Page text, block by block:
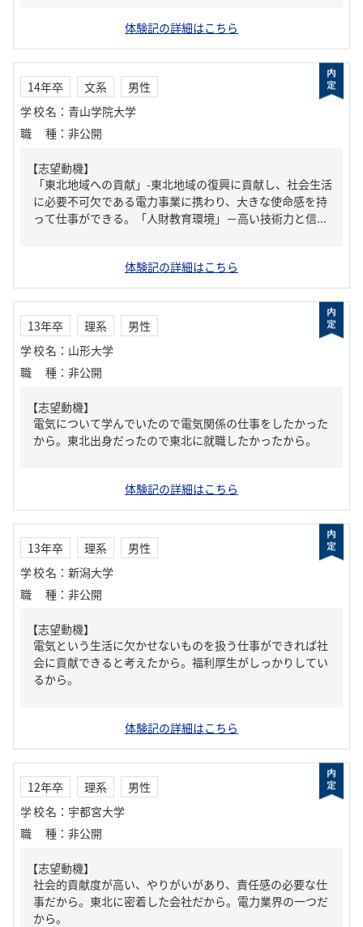
体験記の詳細はこちら
14年卒 文系
男性
学校名 ： 青山学院大学
職種 ： 非公開
【志望動機】
「東北地域への貢献」-東北地域の復興に貢献し、社会生活
に必要不可欠である電力事業に携わり、大きな使命感を持
って仕事ができる。「人財教育環境」－高い技術力と信...
体験記の詳細はこちら
13年卒 理系
男性
学校名 ： 山形大学
職種 ： 非公開
【志望動機】
電気について学んでいたので電気関係の仕事をしたかった
から。東北出身だったので東北に就職したかったから。
体験記の詳細はこちら
13年卒 理系
男性
学校名 ： 新潟大学
職種 ： 非公開
【志望動機】
電気という生活に欠かせないものを扱う仕事ができれば社
会に貢献できると考えたから。福利厚生がしっかりしてい
るから。
体験記の詳細はこちら
12年卒 理系
男性
学校名 ： 宇都宮大学
職種 ： 非公開
【志望動機】
社会的貢献度が高い、やりがいがあり、責任感の必要な仕
事だから。東北に密着した会社だから。電力業界の一つだ
から。